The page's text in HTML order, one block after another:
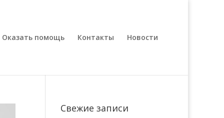
Оказать помощь Контакты Новости
Свежие записи